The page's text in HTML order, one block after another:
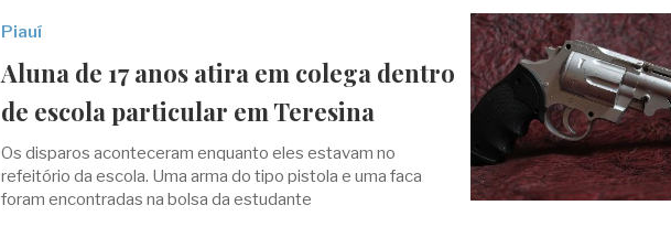
Piauí
Aluna de 17 anos atira em colega dentro
de escola particular em Teresina
Os disparos aconteceram enquanto eles estavam no
refeitório da escola. Uma arma do tipo pistola e uma faca
foram encontradas na bolsa da estudante